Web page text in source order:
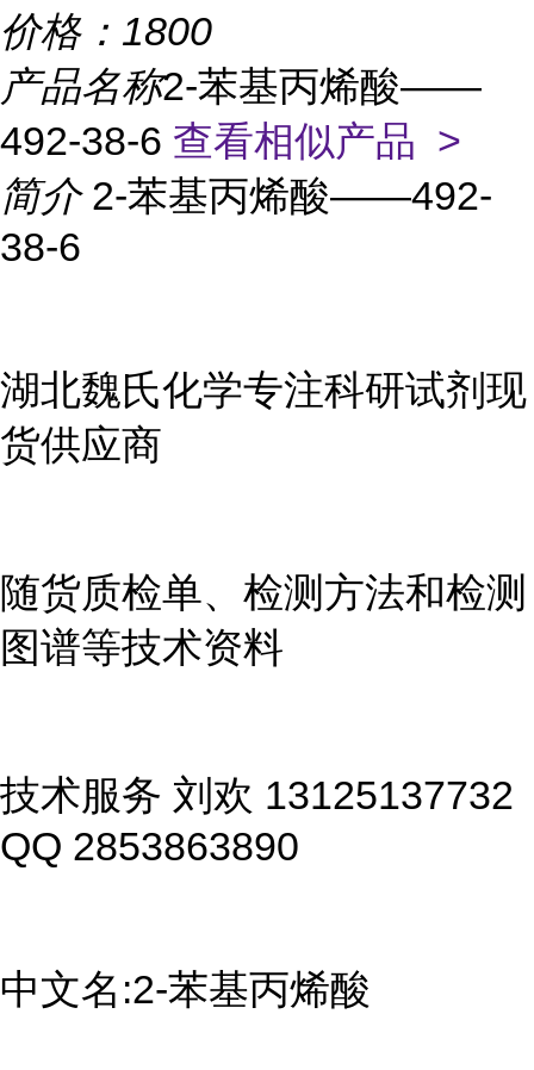
价格： 1800
产品名称2-苯基丙烯酸——
492-38-6 查看相似产品 >
简介 2-苯基丙烯酸——492-
38-6
湖北魏氏化学专注科研试剂现
货供应商
随货质检单、检测方法和检测
图谱等技术资料
技术服务 刘欢 13125137732
QQ 2853863890
中文名:2-苯基丙烯酸